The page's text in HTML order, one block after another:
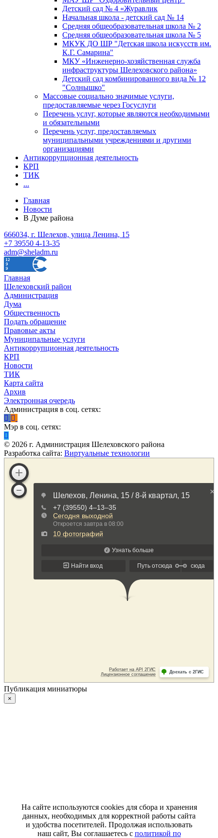
Детский сад № 4 «Журавлик
Начальная школа - детский сад № 14
Средняя общеобразовательная школа № 2
Средняя общеобразовательная школа № 5
МКУК ДО ШР "Детская школа искусств им.
К.Г. Самарина"
МКУ «Инженерно-хозяйственная служба
инфраструктуры Шелеховского района»
Детский сад комбинированного вида № 12
"Солнышко"
Массовые социально значимые услуги,
предоставляемые через Госуслуги
Перечень услуг, которые являются необходимыми
и обязательными
Перечень услуг, предоставляемых
муниципальными учреждениями и другими
организациями
Антикоррупционная деятельность
КРП
ТИК
...
Главная
Новости
В Думе района
666034, г. Шелехов, улица Ленина, 15
+7 39550 4-13-35
adm@sheladm.ru
Главная
Шелеховский район
Администрация
Дума
Общественность
Подать обращение
Правовые акты
Муниципальные услуги
Антикоррупционная деятельность
КРП
Новости
ТИК
Карта сайта
Архив
Электронная очередь
Администрация в соц. сетях:
Мэр в соц. сетях:
© 2026 г. Администрация Шелеховского района
Разработка сайта: Виртуальные технологии
Публикация миниатюры
×
На сайте используются cookies для сбора и хранения
данных, необходимых для корректной работы сайта
и удобства посетителей. Продолжая использовать
наш сайт, Вы соглашаетесь с политикой по